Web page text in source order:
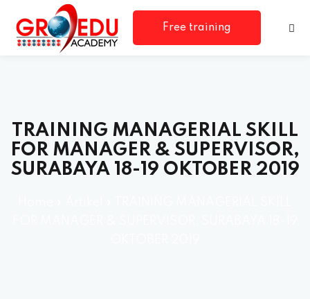
Free training
TRAINING MANAGERIAL SKILL
FOR MANAGER & SUPERVISOR,
SURABAYA 18-19 OKTOBER 2019